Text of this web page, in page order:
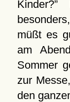
Kinder?
müßt es
am
Sommer
zur
den